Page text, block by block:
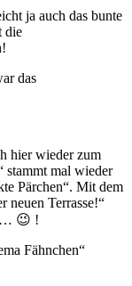
ja auch das bunte
die
das
hier wieder zum
stammt mal wieder
Pärchen“. Mit dem
neuen Terrasse!“
😉 !
Fähnchen“